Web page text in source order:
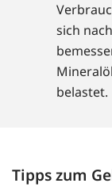
sich
belastet.
Tipps zum